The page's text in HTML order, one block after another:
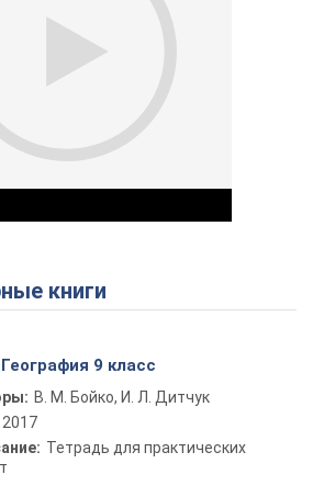
Play Video
книги
9 класс
В. М. Бойко, И. Л. Дитчук
2017
Тетрадь для практических